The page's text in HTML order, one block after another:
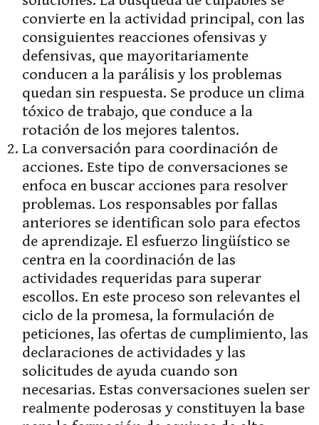
convierte en la actividad principal, con las
consiguientes reacciones ofensivas y
defensivas, que mayoritariamente
conducen a la parálisis y los problemas
quedan sin respuesta. Se produce un clima
tóxico de trabajo, que conduce a la
rotación de los mejores talentos.
La conversación para coordinación de
acciones. Este tipo de conversaciones se
enfoca en buscar acciones para resolver
problemas. Los responsables por fallas
anteriores se identifican solo para efectos
de aprendizaje. El esfuerzo lingüístico se
centra en la coordinación de las
actividades requeridas para superar
escollos. En este proceso son relevantes el
ciclo de la promesa, la formulación de
peticiones, las ofertas de cumplimiento, las
declaraciones de actividades y las
solicitudes de ayuda cuando son
necesarias. Estas conversaciones suelen ser
realmente poderosas y constituyen la base